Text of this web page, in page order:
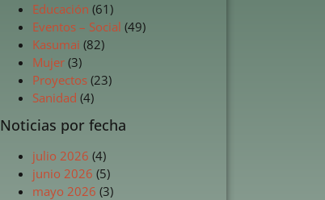
Educación (61)
Eventos – Social (49)
Kasumai (82)
Mujer (3)
Proyectos (23)
Sanidad (4)
Noticias por fecha
julio 2026 (4)
junio 2026 (5)
mayo 2026 (3)